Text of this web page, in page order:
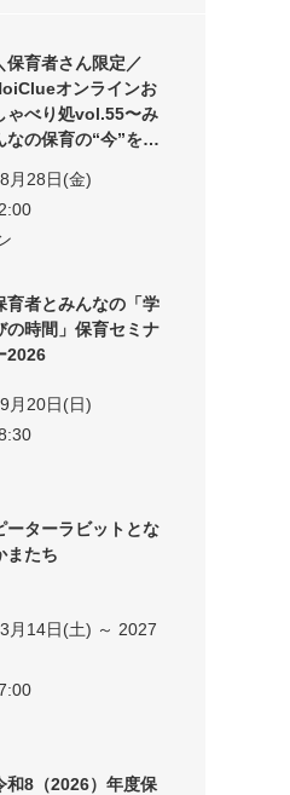
保育者さん限定／
オンラインお
ゃべり処vol.55〜み
なの保育の“今”を交
月28日(金)
育者とみんなの「学
の時間」保育セミナ
2026
月20日(日)
ーターラビットとな
またち
月14日(土) ～ 2027
和8（2026）年度保